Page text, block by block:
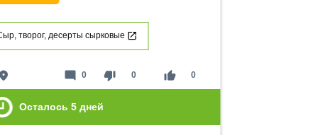
творог, десерты сырковые
thumb_down 0 thumb_up 0
mode_comment 0
Осталось 5 дней